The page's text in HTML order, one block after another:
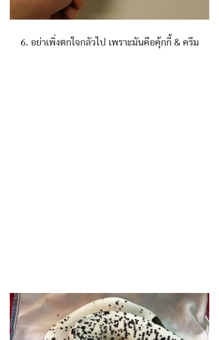
6. อย่าเพิ่งตกใจกลัวไป เพราะมันคือคุ้กกี้ & ครีม